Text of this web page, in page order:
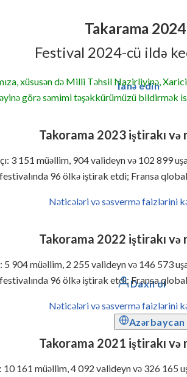
İanə edin
Daxil ol
Azərbaycan
Takarama 2024
Festival 2024-cü ildə
xüsusən də Milli Təhsil Nazirliyinə,
görə səmimi təşəkkürümüzü bildirmək
Takorama 2023 iştirakı və
3 151 müəllim, 904 valideyn və 102 899
96 ölkə iştirak etdi; Fransa
Nəticələri və səsvermə faizlərini
Takorama 2022 iştirakı və
5 904 müəllim, 2 255 valideyn və 146 573
96 ölkə iştirak etdi; Fransa
Nəticələri və səsvermə faizlərini
Takorama 2021 iştirakı və
10 161 müəllim, 4 092 valideyn və 326 165